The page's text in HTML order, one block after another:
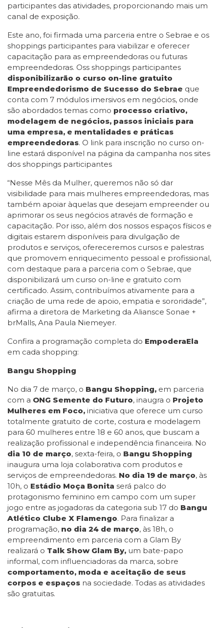
participantes das atividades, proporcionando mais um
canal de exposição.
​​Este ano, foi firmada uma parceria entre o Sebrae e os
shoppings participantes para viabilizar e oferecer
capacitação para as empreendedoras ou futuras
empreendedoras. Oss shoppings participantes
disponibilizarão o curso on-line gratuito
Empreendedorismo de Sucesso do Sebrae que
conta com 7 módulos imersivos em negócios, onde
são abordados temas como processo criativo,
modelagem de negócios, passos iniciais para
uma empresa, e mentalidades e práticas
empreendedoras. O link para inscrição no curso on-
line estará disponível na página da campanha nos sites
dos shoppings participantes
“Nesse Mês da Mulher, queremos não só dar
visibilidade para mais mulheres empreendedoras, mas
também apoiar àquelas que desejam empreender ou
aprimorar os seus negócios através de formação e
capacitação. Por isso, além dos nossos espaços físicos e
digitais estarem disponíveis para divulgação de
produtos e serviços, ofereceremos cursos e palestras
que promovem enriquecimento pessoal e profissional,
com destaque para a parceria com o Sebrae, que
disponibilizará um curso on-line e gratuito com
certificado. Assim, contribuímos ativamente para a
criação de uma rede de apoio, empatia e sororidade”,
afirma a diretora de Marketing da Aliansce Sonae +
brMalls, Ana Paula Niemeyer.
Confira a programação completa do EmpoderaEla
em cada shopping:
Bangu Shopping
No dia 7 de março, o Bangu Shopping, em parceria
com a ONG Semente do Futuro, inaugra o Projeto
Mulheres em Foco, iniciativa que oferece um curso
totalmente gratuito de corte, costura e modelagem
para 60 mulheres entre 18 e 60 anos, que buscam a
realização profissional e independência financeira. No
dia 10 de março, sexta-feira, o Bangu Shopping
inaugura uma loja colaborativa com produtos e
serviços de empreendedoras. No dia 19 de março, às
10h, o Estádio Moça Bonita será palco do
protagonismo feminino em campo com um super
jogo entre as jogadoras da categoria sub 17 do Bangu
Atlético Clube X Flamengo. Para finalizar a
programação, no dia 24 de março, às 18h, o
empreendimento em parceria com a Glam By
realizará o Talk Show Glam By, um bate-papo
informal, com influenciadoras da marca, sobre
comportamento, moda e aceitação de seus
corpos e espaços na sociedade. Todas as atividades
são gratuitas.